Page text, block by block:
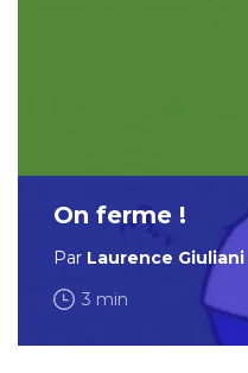
On ferme !
Par Laurence Giuliani
3 min